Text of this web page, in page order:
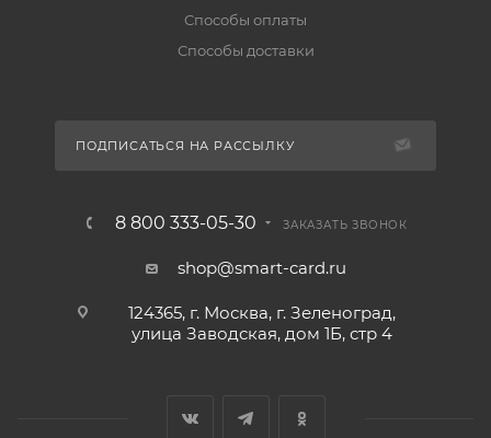
Способы оплаты
Способы доставки
ПОДПИСАТЬСЯ НА РАССЫЛКУ
8 800 333-05-30 ЗАКАЗАТЬ ЗВОНОК
shop@smart-card.ru
124365, г. Москва, г. Зеленоград,
улица Заводская, дом 1Б, стр 4